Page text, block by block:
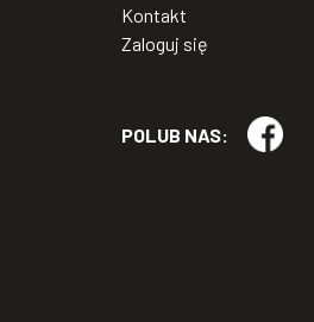
Kontakt
Zaloguj się
POLUB NAS: